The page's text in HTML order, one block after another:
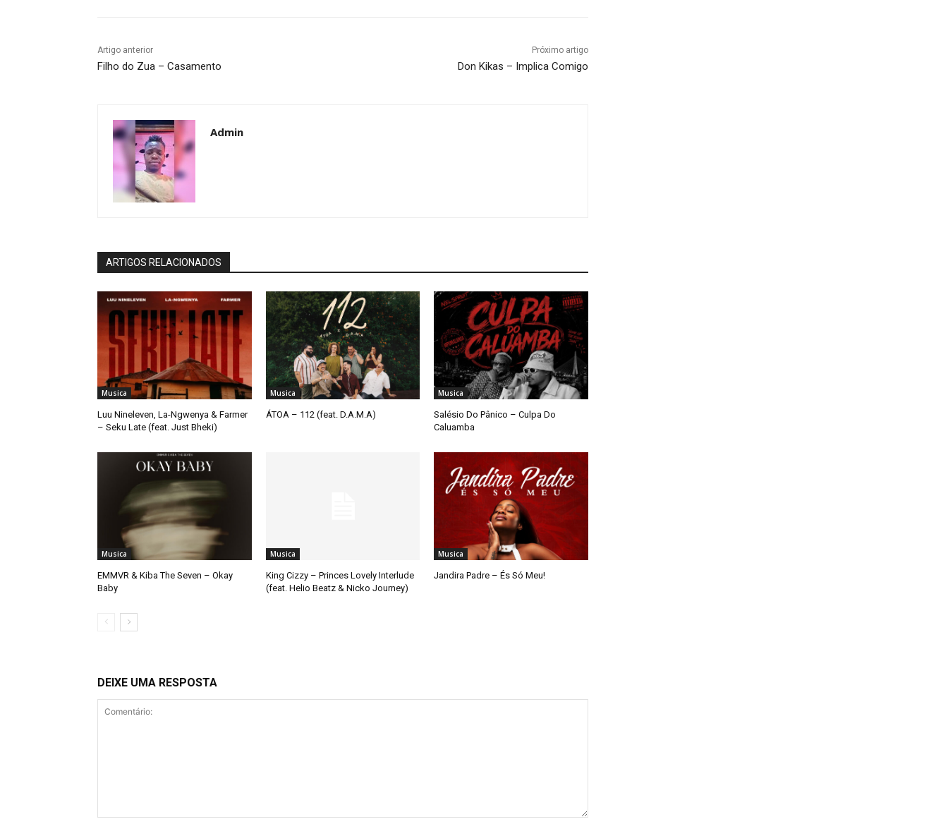
Artigo anterior
Filho do Zua – Casamento
Próximo artigo
Don Kikas – Implica Comigo
Admin
ARTIGOS RELACIONADOS
Musica
Luu Nineleven, La-Ngwenya & Farmer
– Seku Late (feat. Just Bheki)
Musica
ÁTOA – 112 (feat. D.A.M.A)
Musica
Salésio Do Pânico – Culpa Do
Caluamba
Musica
EMMVR & Kiba The Seven – Okay
Baby
Musica
King Cizzy – Princes Lovely Interlude
(feat. Helio Beatz & Nicko Journey)
Musica
Jandira Padre – És Só Meu!
DEIXE UMA RESPOSTA